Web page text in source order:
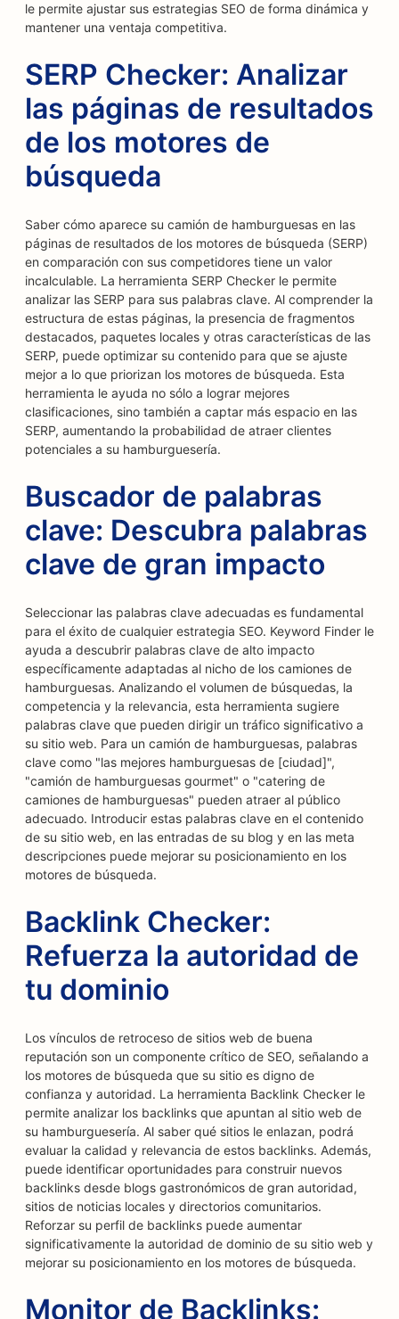
le permite ajustar sus estrategias SEO de forma dinámica y
mantener una ventaja competitiva.
SERP Checker: Analizar
las páginas de resultados
de los motores de
búsqueda
Saber cómo aparece su camión de hamburguesas en las
páginas de resultados de los motores de búsqueda (SERP)
en comparación con sus competidores tiene un valor
incalculable. La herramienta SERP Checker le permite
analizar las SERP para sus palabras clave. Al comprender la
estructura de estas páginas, la presencia de fragmentos
destacados, paquetes locales y otras características de las
SERP, puede optimizar su contenido para que se ajuste
mejor a lo que priorizan los motores de búsqueda. Esta
herramienta le ayuda no sólo a lograr mejores
clasificaciones, sino también a captar más espacio en las
SERP, aumentando la probabilidad de atraer clientes
potenciales a su hamburguesería.
Buscador de palabras
clave: Descubra palabras
clave de gran impacto
Seleccionar las palabras clave adecuadas es fundamental
para el éxito de cualquier estrategia SEO. Keyword Finder le
ayuda a descubrir palabras clave de alto impacto
específicamente adaptadas al nicho de los camiones de
hamburguesas. Analizando el volumen de búsquedas, la
competencia y la relevancia, esta herramienta sugiere
palabras clave que pueden dirigir un tráfico significativo a
su sitio web. Para un camión de hamburguesas, palabras
clave como "las mejores hamburguesas de [ciudad]",
"camión de hamburguesas gourmet" o "catering de
camiones de hamburguesas" pueden atraer al público
adecuado. Introducir estas palabras clave en el contenido
de su sitio web, en las entradas de su blog y en las meta
descripciones puede mejorar su posicionamiento en los
motores de búsqueda.
Backlink Checker:
Refuerza la autoridad de
tu dominio
Los vínculos de retroceso de sitios web de buena
reputación son un componente crítico de SEO, señalando a
los motores de búsqueda que su sitio es digno de
confianza y autoridad. La herramienta Backlink Checker le
permite analizar los backlinks que apuntan al sitio web de
su hamburguesería. Al saber qué sitios le enlazan, podrá
evaluar la calidad y relevancia de estos backlinks. Además,
puede identificar oportunidades para construir nuevos
backlinks desde blogs gastronómicos de gran autoridad,
sitios de noticias locales y directorios comunitarios.
Reforzar su perfil de backlinks puede aumentar
significativamente la autoridad de dominio de su sitio web y
mejorar su posicionamiento en los motores de búsqueda.
Monitor de Backlinks: